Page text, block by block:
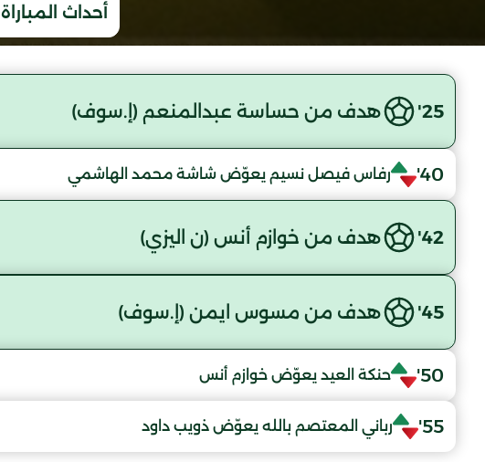
أحداث المباراة
25' هدف من حساسة عبدالمنعم (إ.سوف)
40' رفاس فيصل نسيم يعوّض شاشة محمد الهاشمي
42' هدف من خوازم أنس (ن اليزي)
45' هدف من مسوس ايمن (إ.سوف)
50' حنكة العيد يعوّض خوازم أنس
55' رباني المعتصم بالله يعوّض ذويب داود